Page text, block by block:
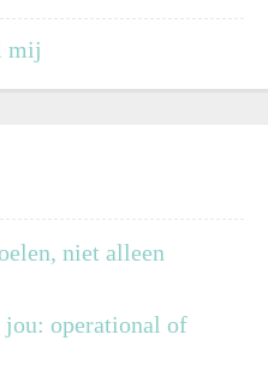
mij
niet alleen
jou: operational of